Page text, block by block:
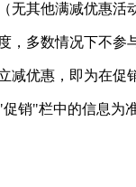
无其他满减优惠活
，多数情况下不参
减优惠，即为在促
销"栏中的信息为